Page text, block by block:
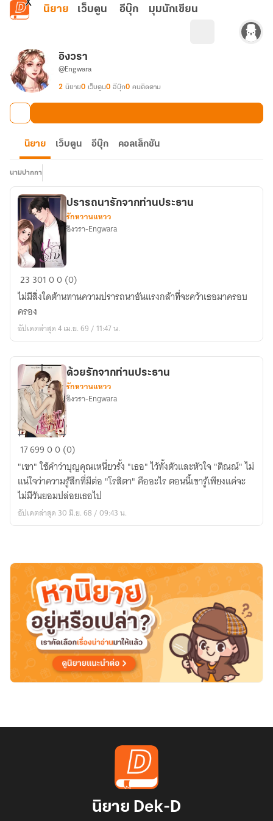
ข้ามไปยังเนื้อหาหลัก
นิยาย เว็บตูน อีบุ๊ก มุมนักเขียน
อิงวรา
@Engwara
2 นิยาย0 เว็บตูน0 อีบุ๊ก0 คนติดตาม
นิยาย เว็บตูน อีบุ๊ก คอลเล็กชัน
นามปากกา
ปรารถนา
รัก
จาก
ท่าน
ประธาน
ปรารถนารักจากท่านประธาน
รักหวานแหวว
อิงวรา-Engwara
23 30100 (0)
ไม่มีสิ่งใดต้านทานความปรารถนาอันแรงกล้าที่จะคว้าเธอมาครอบ
ครอง
อัปเดตล่าสุด 4 เม.ย. 69 / 11:47 น.
ด้วย
จาก
ท่าน
ประธาน
ด้วยรักจากท่านประธาน
รักหวานแหวว
อิงวรา-Engwara
1769900 (0)
"เขา" ใช้คำว่าบุญคุณเหนี่ยวรั้ง "เธอ" ไว้ทั้งตัวและหัวใจ "ติณณ์" ไม่
แน่ใจว่าความรู้สึกที่มีต่อ "โรสิตา" คืออะไร ตอนนี้เขารู้เพียงแค่จะ
ไม่มีวันยอมปล่อยเธอไป
อัปเดตล่าสุด 30 มิ.ย. 68 / 09:43 น.
นิยาย Dek-D